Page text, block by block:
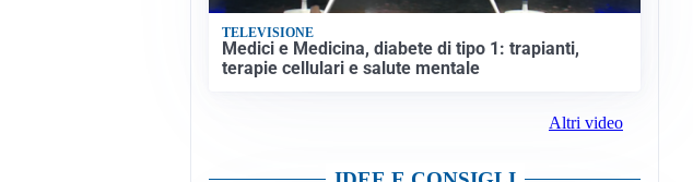
TELEVISIONE
Medici e Medicina, diabete di tipo 1: trapianti,
terapie cellulari e salute mentale
Altri video